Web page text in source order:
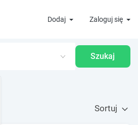
Dodaj Zaloguj się
Szukaj
Sortuj